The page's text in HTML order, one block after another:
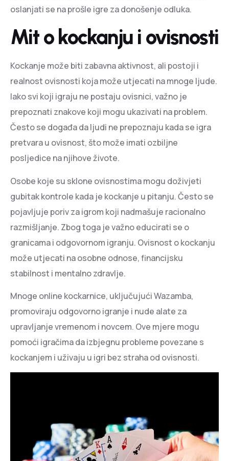
oslanjati se na prošle igre za donošenje odluka.
Mit o kockanju i ovisnosti
Kockanje može biti zabavna aktivnost, ali postoji i
realnost ovisnosti koja može utjecati na mnoge ljude.
Iako svi koji igraju ne postaju ovisnici, važno je
prepoznati znakove koji mogu ukazivati na problem.
Često se događa da ljudi ne prepoznaju kada se igra
pretvara u ovisnost, što može imati ozbiljne
posljedice na njihove živote.
Osobe koje su sklone ovisnostima mogu doživjeti
gubitak kontrole kada je kockanje u pitanju. Često se
pojavljuje poriv za igrom koji nadmašuje racionalno
razmišljanje. Zbog toga je važno educirati se o
granicama i odgovornom igranju. Ovisnost o kockanju
može utjecati na osobne odnose, financijsku
stabilnost i mentalno zdravlje.
Mnoge online kockarnice, uključujući Wazamba,
promoviraju odgovorno igranje i nude alate za
upravljanje vremenom i novcem. Ove mjere mogu
pomoći igračima da izbjegnu probleme povezane s
kockanjem i uživaju u igri bez straha od ovisnosti.